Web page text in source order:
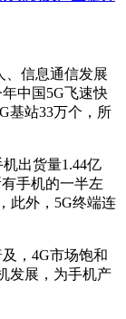
信息通信发展
中国5G飞速快
基站33万个，所
出货量1.44亿
手机的一半左
此外，5G终端连
，4G市场饱和
发展，为手机产